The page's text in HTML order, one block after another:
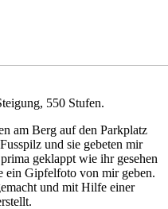
550 Stufen.
am Berg auf den Parkplatz
und sie gebeten mir
geklappt wie ihr gesehen
ein Gipfelfoto von mir geben.
und mit Hilfe einer